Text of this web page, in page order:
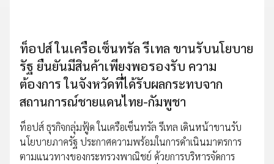
ท็อปส์ ในเครือเซ็นทรัล รีเทล ขานรับนโยบาย
รัฐ ยืนยันมีสินค้าเพียงพอรองรับ ความ
ต้องการ ในจังหวัดที่ได้รับผลกระทบจาก
สถานการณ์ชายแดนไทย-กัมพูชา
ท็อปส์ ธุรกิจกลุ่มฟู้ด ในเครือเซ็นทรัล รีเทล เดินหน้าขานรับ
นโยบายภาครัฐ ประกาศความพร้อมในการดำเนินมาตรการ
ตามแนวทางของกระทรวงพาณิชย์ ด้วยการบริหารจัดการ